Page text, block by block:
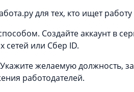
для тех, кто ищет работу
Создайте аккаунт в
или Сбер ID.
желаемую должность,
работодателей.